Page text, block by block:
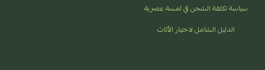
سياسة تكلفة الشحن في لمسة عصرية
الدليل الشامل لاختيار الأثاث